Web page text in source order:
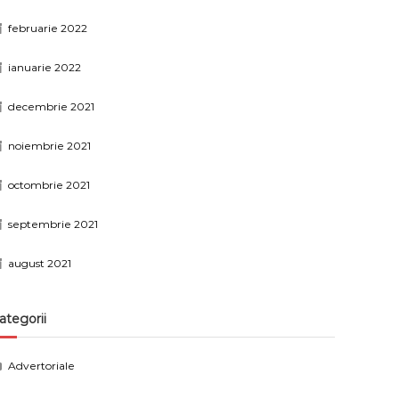
februarie 2022
ianuarie 2022
decembrie 2021
noiembrie 2021
octombrie 2021
septembrie 2021
august 2021
Advertoriale